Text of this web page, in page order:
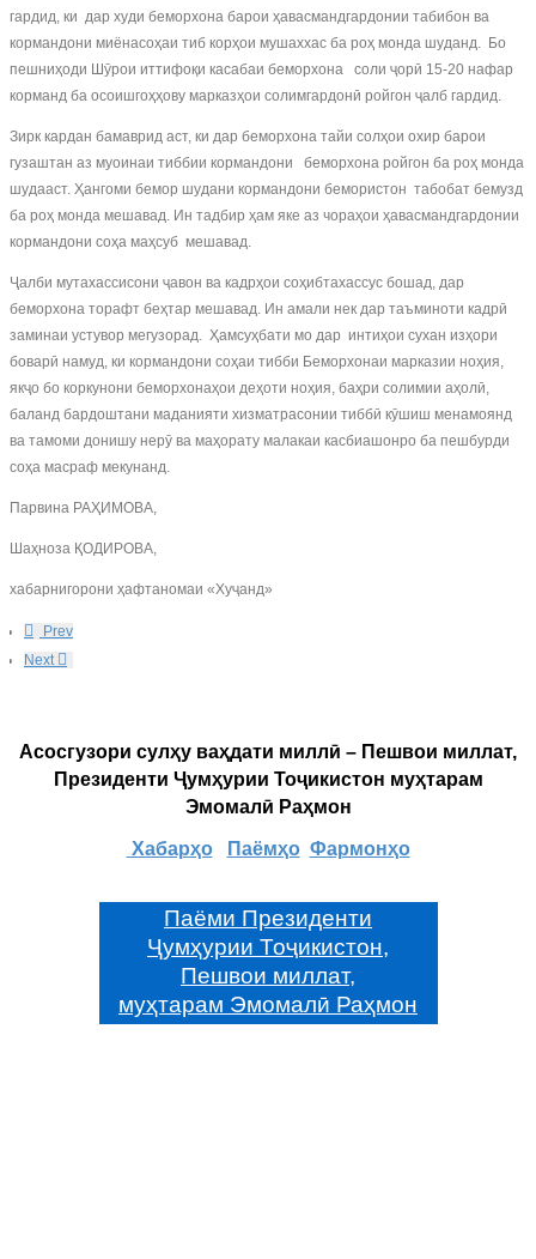
гардид, ки дар худи беморхона барои ҳавасмандгардонии табибон ва
кормандони миёнасоҳаи тиб корҳои мушаххас ба роҳ монда шуданд. Бо
пешниҳоди Шӯрои иттифоқи касабаи беморхона соли ҷорӣ 15-20 нафар
корманд ба осоишгоҳҳову марказҳои солимгардонӣ ройгон ҷалб гардид.
Зирк кардан бамаврид аст, ки дар беморхона тайи солҳои охир барои
гузаштан аз муоинаи тиббии кормандони беморхона ройгон ба роҳ монда
шудааст. Ҳангоми бемор шудани кормандони бемористон табобат бемузд
ба роҳ монда мешавад. Ин тадбир ҳам яке аз чораҳои ҳавасмандгардонии
кормандони соҳа маҳсуб мешавад.
Ҷалби мутахассисони ҷавон ва кадрҳои соҳибтахассус бошад, дар
беморхона торафт беҳтар мешавад. Ин амали нек дар таъминоти кадрӣ
заминаи устувор мегузорад. Ҳамсуҳбати мо дар интиҳои сухан изҳори
боварӣ намуд, ки кормандони соҳаи тибби Беморхонаи марказии ноҳия,
якҷо бо коркунони беморхонаҳои деҳоти ноҳия, баҳри солимии аҳолӣ,
баланд бардоштани маданияти хизматрасонии тиббӣ кӯшиш менамоянд
ва тамоми донишу нерӯ ва маҳорату малакаи касбиашонро ба пешбурди
соҳа масраф мекунанд.
Парвина РАҲИМОВА,
Шаҳноза ҚОДИРОВА,
хабарнигорони ҳафтаномаи «Хуҷанд»
Prev
Next
Асосгузори сулҳу ваҳдати миллӣ – Пешвои миллат,
Президенти Ҷумҳурии Тоҷикистон муҳтарам
Эмомалӣ Раҳмон
Хабарҳо Паёмҳо Фармонҳо
Паёми Президенти
Ҷумҳурии Тоҷикистон,
Пешвои миллат,
муҳтарам Эмомалӣ Раҳмон